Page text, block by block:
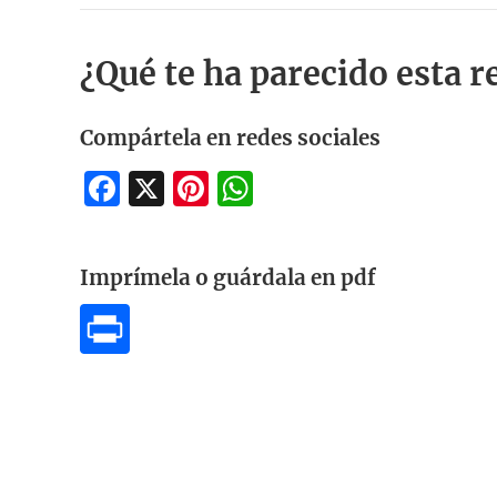
¿Qué te ha parecido esta
Compártela en redes sociales
Facebook
X Pinterest
Imprímela o guárdala en pdf